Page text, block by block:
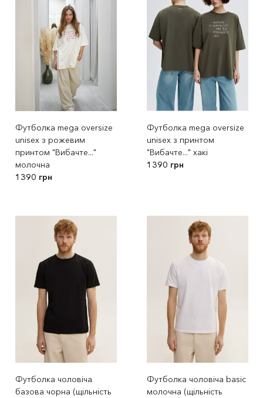
Футболка mega oversize
unisex з рожевим
принтом "Вибачте..."
молочна
1390 грн
Футболка mega oversize
unisex з принтом
"Вибачте..." хакі
1390 грн
Футболка чоловіча
базова чорна (щільність
Футболка чоловіча basic
молочна (щільність